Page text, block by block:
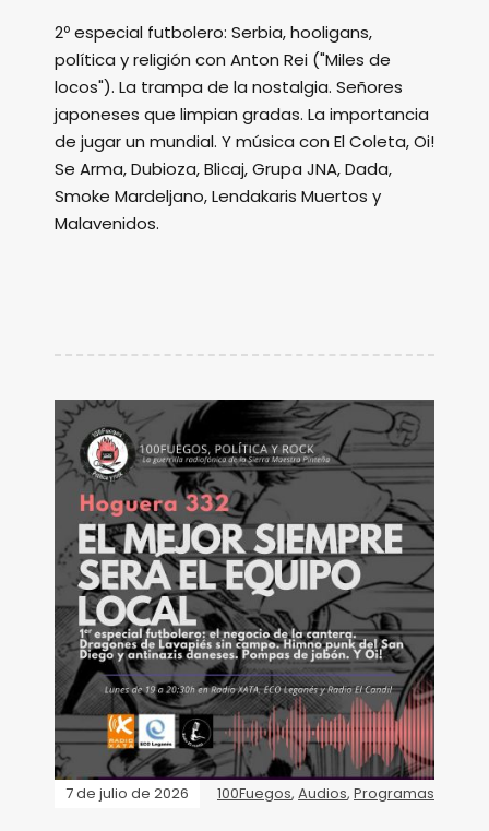
2º especial futbolero: Serbia, hooligans,
política y religión con Anton Rei ("Miles de
locos"). La trampa de la nostalgia. Señores
japoneses que limpian gradas. La importancia
de jugar un mundial. Y música con El Coleta, Oi!
Se Arma, Dubioza, Blicaj, Grupa JNA, Dada,
Smoke Mardeljano, Lendakaris Muertos y
Malavenidos.
7 de julio de 2026 100Fuegos, Audios, Programas